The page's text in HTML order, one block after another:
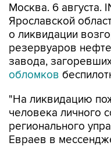
Москва. 6 августа.
Ярославской
о ликвидации
резервуаров
завода,
обломков
"На ликвидацию
человека личного
регионального
Евраев в